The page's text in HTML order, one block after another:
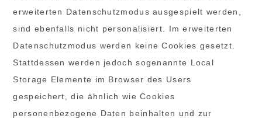
erweiterten Datenschutzmodus ausgespielt werden,
sind ebenfalls nicht personalisiert. Im erweiterten
Datenschutzmodus werden keine Cookies gesetzt.
Stattdessen werden jedoch sogenannte Local
Storage Elemente im Browser des Users
gespeichert, die ähnlich wie Cookies
personenbezogene Daten beinhalten und zur